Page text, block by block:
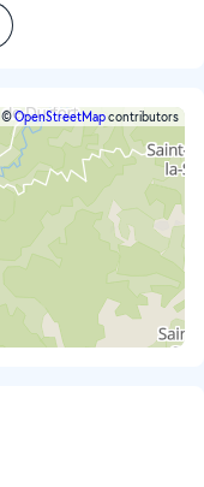
©OpenStreetMapcontributors